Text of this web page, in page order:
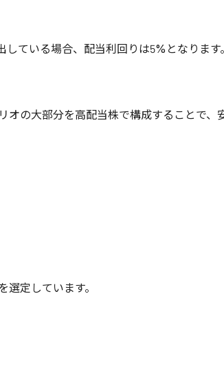
ている場合、配当利回りは5%となります
オの大部分を高配当株で構成することで、
定しています。